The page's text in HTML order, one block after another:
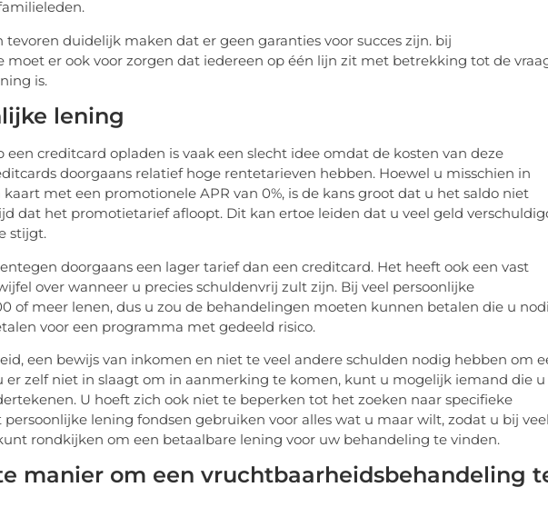
duidelijk maken dat er geen garanties voor succes zijn. bij
er ook voor zorgen dat iedereen op één lijn zit met betrekking tot de
is.
lening
creditcard opladen is vaak een slecht idee omdat de kosten van deze
doorgaans relatief hoge rentetarieven hebben. Hoewel u misschien in
met een promotionele APR van 0%, is de kans groot dat u het saldo niet
dat het promotietarief afloopt. Dit kan ertoe leiden dat u veel geld
stijgt.
doorgaans een lager tarief dan een creditcard. Het heeft ook een vast
over wanneer u precies schuldenvrij zult zijn. Bij veel persoonlijke
of meer lenen, dus u zou de behandelingen moeten kunnen betalen die u
voor een programma met gedeeld risico.
een bewijs van inkomen en niet te veel andere schulden nodig hebben om
er zelf niet in slaagt om in aanmerking te komen, kunt u mogelijk iemand die u
U hoeft zich ook niet te beperken tot het zoeken naar specifieke
lening fondsen gebruiken voor alles wat u maar wilt, zodat u bij veel
rondkijken om een betaalbare lening voor uw behandeling te vinden.
manier om een vruchtbaarheidsbehandeling